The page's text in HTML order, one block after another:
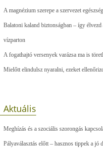
A magnézium szerepe a szervezet
Balatoni kaland biztonságban – így élvezd
vízparton
A fogathajtó versenyek varázsa ma is
Mielőtt elindulsz nyaralni, ezeket
Aktuális
Meghízás és a szociális szorongás
Pályaválasztás előtt – hasznos tippek a jó